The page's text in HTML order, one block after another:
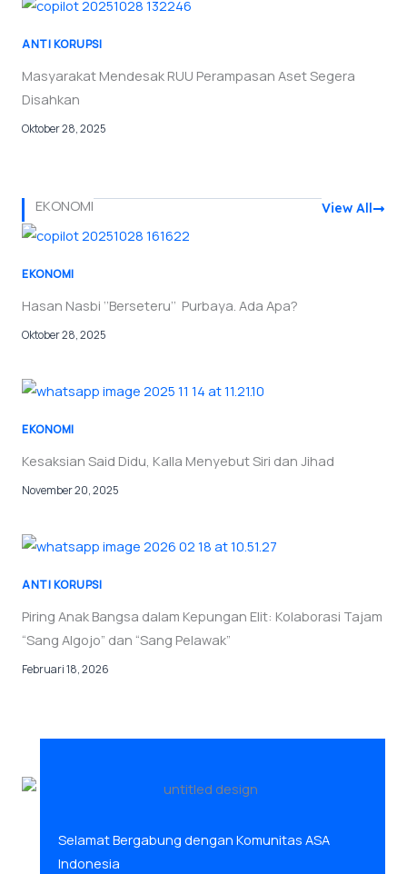
ANTI KORUPSI
Masyarakat Mendesak RUU Perampasan Aset Segera
Disahkan
Oktober 28, 2025
EKONOMI View All
EKONOMI
Hasan Nasbi ‘’Berseteru’’ Purbaya. Ada Apa?
Oktober 28, 2025
EKONOMI
Kesaksian Said Didu, Kalla Menyebut Siri dan Jihad
November 20, 2025
ANTI KORUPSI
Piring Anak Bangsa dalam Kepungan Elit: Kolaborasi Tajam
“Sang Algojo” dan “Sang Pelawak”
Februari 18, 2026
Selamat Bergabung dengan Komunitas ASA
Indonesia